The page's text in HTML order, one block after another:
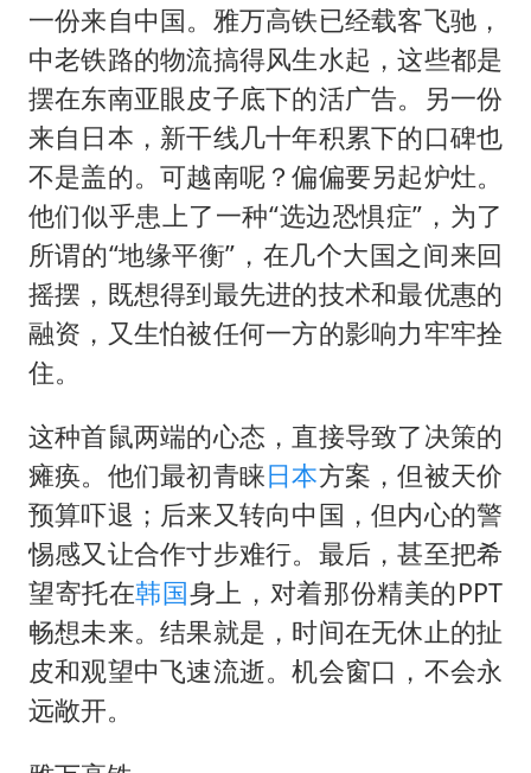
一份来自中国。雅万高铁已经载客飞驰，
中老铁路的物流搞得风生水起，这些都是
摆在东南亚眼皮子底下的活广告。另一份
来自日本，新干线几十年积累下的口碑也
不是盖的。可越南呢？偏偏要另起炉灶。
他们似乎患上了一种“选边恐惧症”，为了
所谓的“地缘平衡”，在几个大国之间来回
摇摆，既想得到最先进的技术和最优惠的
融资，又生怕被任何一方的影响力牢牢拴
住。
这种首鼠两端的心态，直接导致了决策的
瘫痪。他们最初青睐日本方案，但被天价
预算吓退；后来又转向中国，但内心的警
惕感又让合作寸步难行。最后，甚至把希
望寄托在韩国身上，对着那份精美的PPT
畅想未来。结果就是，时间在无休止的扯
皮和观望中飞速流逝。机会窗口，不会永
远敞开。